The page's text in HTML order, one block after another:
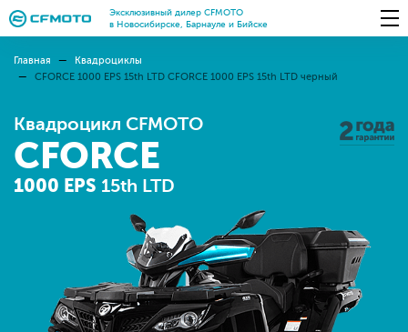
Эксклюзивный дилер CFMOTO
в Новосибирске, Барнауле и Бийске
Главная
Квадроциклы
CFORCE 1000 EPS 15th LTD CFORCE 1000 EPS 15th LTD черный
Квадроцикл CFMOTO
CFORCE
1000 EPS 15th LTD